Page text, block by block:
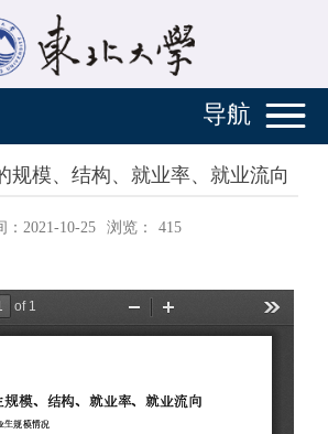
导航
规模、结构、就业率、就业流向
：2021-10-25 浏览： 415